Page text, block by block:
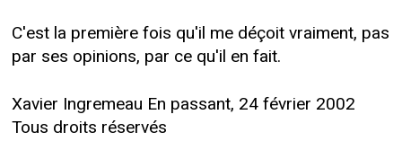
C'est la première fois qu'il me déçoit vraiment, pas
par ses opinions, par ce qu'il en fait.
Xavier Ingremeau En passant, 24 février 2002
Tous droits réservés